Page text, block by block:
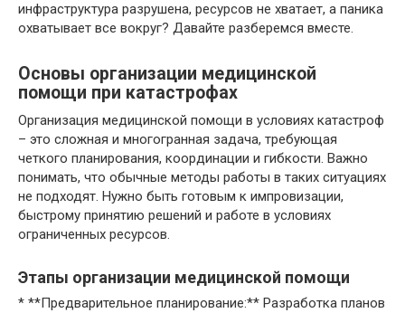
инфраструктура разрушена, ресурсов не хватает, а паника
охватывает все вокруг? Давайте разберемся вместе.
Основы организации медицинской
помощи при катастрофах
Организация медицинской помощи в условиях катастроф
– это сложная и многогранная задача, требующая
четкого планирования, координации и гибкости. Важно
понимать, что обычные методы работы в таких ситуациях
не подходят. Нужно быть готовым к импровизации,
быстрому принятию решений и работе в условиях
ограниченных ресурсов.
Этапы организации медицинской помощи
* **Предварительное планирование:** Разработка планов